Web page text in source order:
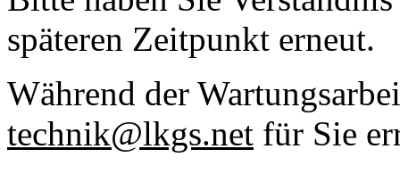
späteren Zeitpunkt erneut.
Während der
technik@lkgs.net für Sie